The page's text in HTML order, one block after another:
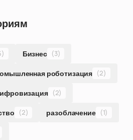
Бизнес (3)
роботизация (2)
(2)
(2) разоблачение (1)